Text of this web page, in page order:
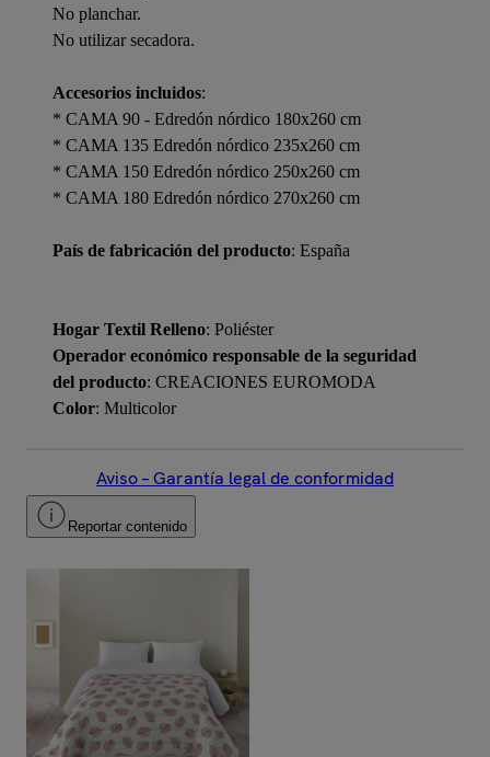
No planchar.
No utilizar secadora.
Accesorios incluidos:
* CAMA 90 - Edredón nórdico 180x260 cm
* CAMA 135 Edredón nórdico 235x260 cm
* CAMA 150 Edredón nórdico 250x260 cm
* CAMA 180 Edredón nórdico 270x260 cm
País de fabricación del producto: España
Hogar Textil Relleno: Poliéster
Operador económico responsable de la seguridad
del producto: CREACIONES EUROMODA
Color: Multicolor
Aviso – Garantía legal de conformidad
Reportar contenido